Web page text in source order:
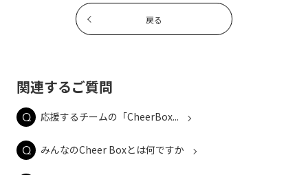
戻る
関連するご質問
応援するチームの「CheerBox...
みんなのCheer Boxとは何ですか